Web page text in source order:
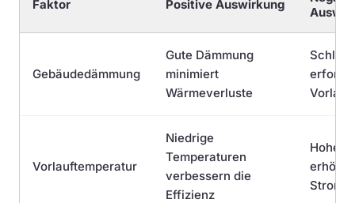
Faktor Positive Auswirkung
Gebäudedämmung
Gute Dämmung
minimiert
Wärmeverluste
Vorlauftemperatur
Niedrige
Temperaturen
verbessern die
Effizienz
Hohe